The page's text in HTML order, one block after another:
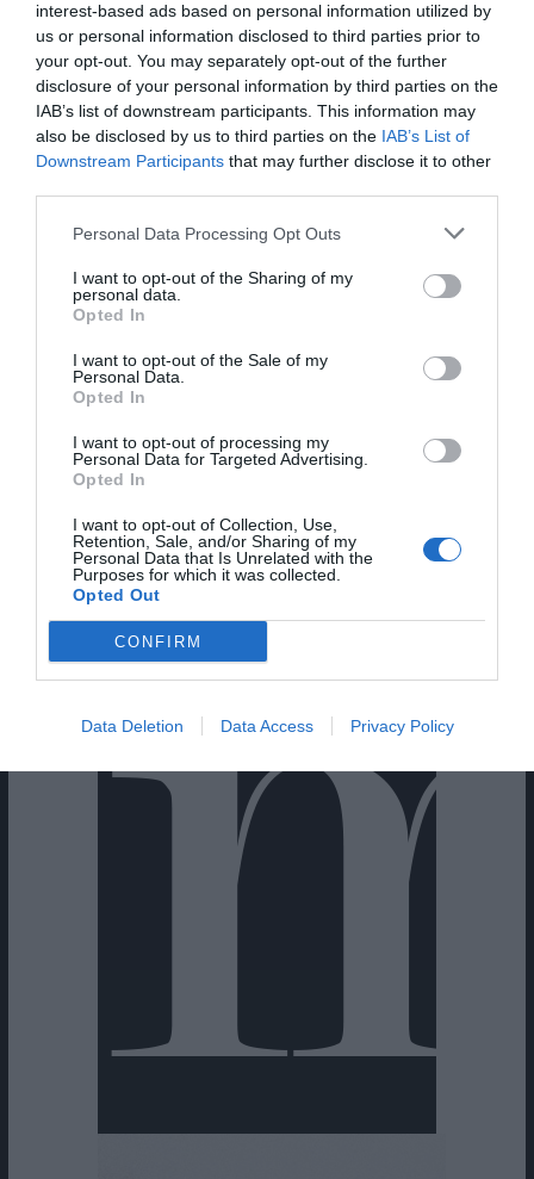
interest-based ads based on personal information utilized by
us or personal information disclosed to third parties prior to
your opt-out. You may separately opt-out of the further
disclosure of your personal information by third parties on the
IAB’s list of downstream participants. This information may
also be disclosed by us to third parties on the IAB’s List of
Downstream Participants that may further disclose it to other
Personal Data Processing Opt Outs
I want to opt-out of the Sharing of my
personal data.
Opted In
I want to opt-out of the Sale of my
Personal Data.
Opted In
I want to opt-out of processing my
Personal Data for Targeted Advertising.
Opted In
I want to opt-out of Collection, Use,
Retention, Sale, and/or Sharing of my
Personal Data that Is Unrelated with the
Purposes for which it was collected.
Opted Out
CONFIRM
Data Deletion Data Access Privacy Policy
Cine Estreias HD